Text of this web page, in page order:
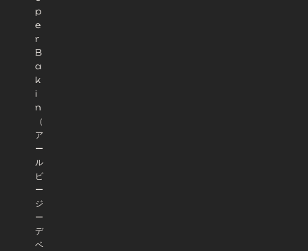
p
e
r
B
a
k
i
n
（
ア
ー
ル
ピ
ー
ジ
ー
デ
ベ